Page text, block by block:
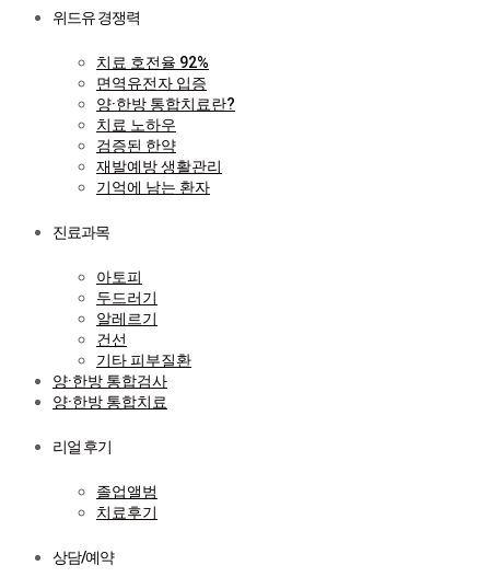
위드유 경쟁력
치료 호전율 92%
면역유전자 입증
양·한방 통합치료란?
치료 노하우
검증된 한약
재발예방 생활관리
기억에 남는 환자
진료과목
아토피
두드러기
알레르기
건선
기타 피부질환
양·한방 통합검사
양·한방 통합치료
리얼 후기
졸업앨범
치료후기
상담/예약